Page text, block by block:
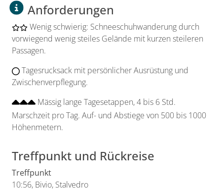
Anforderungen
Wenig schwierig: Schneeschuhwanderung durch
vorwiegend wenig steiles Gelände mit kurzen steileren
Passagen.
Tagesrucksack mit persönlicher Ausrüstung und
Zwischenverpflegung.
Mässig lange Tagesetappen, 4 bis 6 Std.
Marschzeit pro Tag. Auf- und Abstiege von 500 bis 1000
Höhenmetern.
Treffpunkt und Rückreise
Treffpunkt
10:56, Bivio, Stalvedro